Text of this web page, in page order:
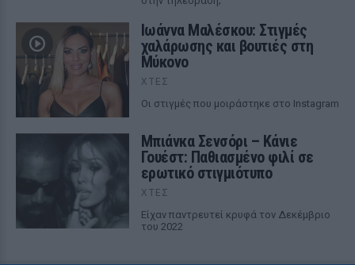
Ιωάννα Μαλέσκου: Στιγμές
χαλάρωσης και βουτιές στη
Μύκονο
ΧΤΕΣ
Οι στιγμές που μοιράστηκε στο Instagram
Μπιάνκα Σενσόρι – Κάνιε
Γουέστ: Παθιασμένο φιλί σε
ερωτικό στιγμιότυπο
ΧΤΕΣ
Είχαν παντρευτεί κρυφά τον Δεκέμβριο
του 2022